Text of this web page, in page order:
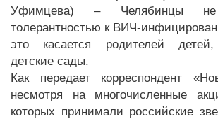
Уфимцева) – Челябинцы не
толерантностью к ВИЧ-
это касается родителей
детские сады.
Как передает корреспондент
несмотря на многочисленные
которых принимали российские